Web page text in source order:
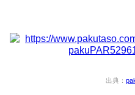
出典：